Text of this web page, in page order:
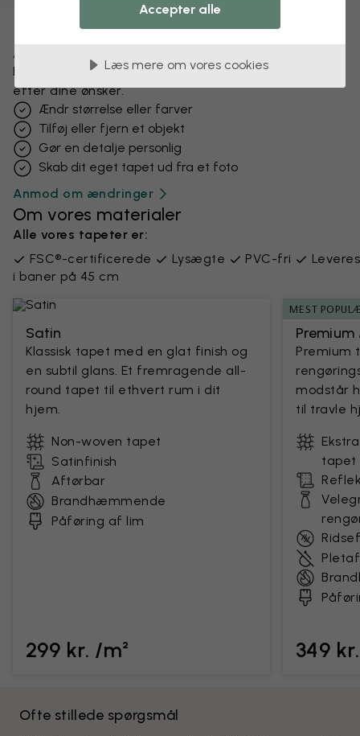
Ændr dit tapet
Få et unikt look – vores designteam tilpasser motivet
efter dine ønsker.
Ændr størrelse eller farver
Tilføj eller fjern et objekt
Gør en detalje personlig
Skab dit eget tapet ud fra et foto
Anmod om ændringer
Om vores materialer
Alle vores tapeter er:
FSC®-certificerede
Lysægte PVC-fri
Leveres
i baner på 45 cm
Satin
Klassisk tapet med en glat finish og
en subtil glans. Et fremragende all-
round tapet til ethvert rum i dit
hjem.
Non-woven tapet
Satinfinish
Aftørbar
Brandhæmmende
Påføring af lim
299 kr. /m²
MEST
Premium
modstår
til travle
tapet
349
Ofte stillede spørgsmål
Accepter alle
Læs mere om vores cookies